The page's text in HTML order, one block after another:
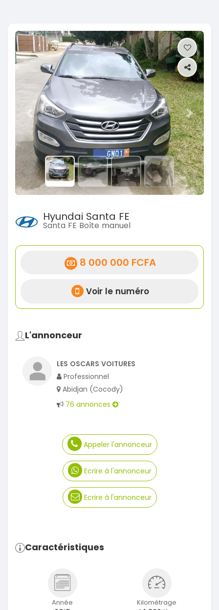
Previous Next
Hyundai Santa FE
Santa FE Boîte manuel
8 000 000 FCFA
Voir le numéro
L'annonceur
LES OSCARS VOITURES
Professionnel
Abidjan (Cocody)
76 annonces
Appeler l'annonceur
Ecrire à l'annonceur
Ecrire à l'annonceur
Caractéristiques
Année Kilométrage